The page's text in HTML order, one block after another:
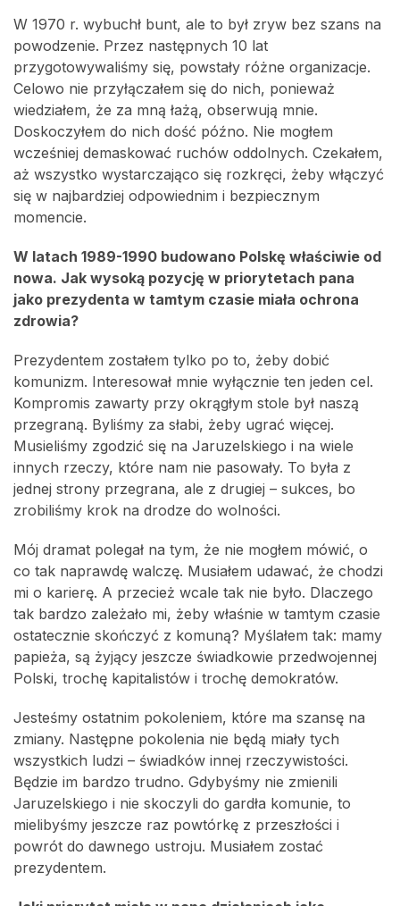
W 1970 r. wybuchł bunt, ale to był zryw bez szans na
powodzenie. Przez następnych 10 lat
przygotowywaliśmy się, powstały różne organizacje.
Celowo nie przyłączałem się do nich, ponieważ
wiedziałem, że za mną łażą, obserwują mnie.
Doskoczyłem do nich dość późno. Nie mogłem
wcześniej demaskować ruchów oddolnych. Czekałem,
aż wszystko wystarczająco się rozkręci, żeby włączyć
się w najbardziej odpowiednim i bezpiecznym
momencie.
W latach 1989-1990 budowano Polskę właściwie od
nowa. Jak wysoką pozycję w priorytetach pana
jako prezydenta w tamtym czasie miała ochrona
zdrowia?
Prezydentem zostałem tylko po to, żeby dobić
komunizm. Interesował mnie wyłącznie ten jeden cel.
Kompromis zawarty przy okrągłym stole był naszą
przegraną. Byliśmy za słabi, żeby ugrać więcej.
Musieliśmy zgodzić się na Jaruzelskiego i na wiele
innych rzeczy, które nam nie pasowały. To była z
jednej strony przegrana, ale z drugiej – sukces, bo
zrobiliśmy krok na drodze do wolności.
Mój dramat polegał na tym, że nie mogłem mówić, o
co tak naprawdę walczę. Musiałem udawać, że chodzi
mi o karierę. A przecież wcale tak nie było. Dlaczego
tak bardzo zależało mi, żeby właśnie w tamtym czasie
ostatecznie skończyć z komuną? Myślałem tak: mamy
papieża, są żyjący jeszcze świadkowie przedwojennej
Polski, trochę kapitalistów i trochę demokratów.
Jesteśmy ostatnim pokoleniem, które ma szansę na
zmiany. Następne pokolenia nie będą miały tych
wszystkich ludzi – świadków innej rzeczywistości.
Będzie im bardzo trudno. Gdybyśmy nie zmienili
Jaruzelskiego i nie skoczyli do gardła komunie, to
mielibyśmy jeszcze raz powtórkę z przeszłości i
powrót do dawnego ustroju. Musiałem zostać
prezydentem.